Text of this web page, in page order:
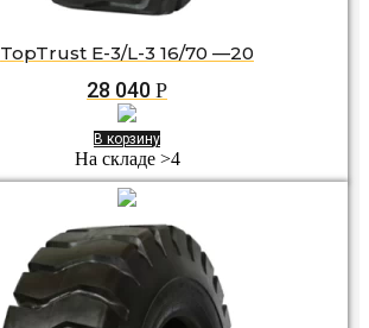
TopTrust E-3/L-3 16/70 —20
28 040 Р
В корзину
На складе >4